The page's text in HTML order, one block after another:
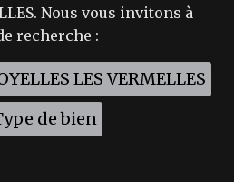
Nous vous invitons à
recherche :
LES VERMELLES
de bien